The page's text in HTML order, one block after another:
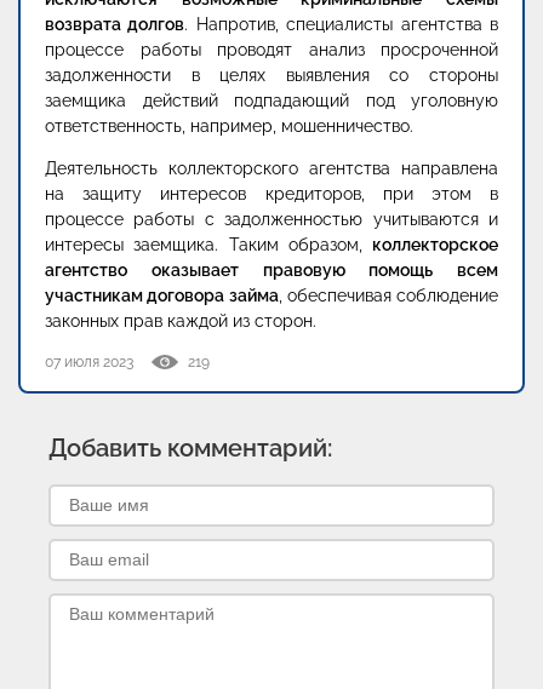
возврата долгов. Напротив, специалисты агентства в
процессе работы проводят анализ просроченной
задолженности в целях выявления со стороны
заемщика действий подпадающий под уголовную
ответственность, например, мошенничество.
Деятельность коллекторского агентства направлена
на защиту интересов кредиторов, при этом в
процессе работы с задолженностью учитываются и
интересы заемщика. Таким образом, коллекторское
агентство оказывает правовую помощь всем
участникам договора займа, обеспечивая соблюдение
законных прав каждой из сторон.
07 июля 2023 219
Добавить комментарий: